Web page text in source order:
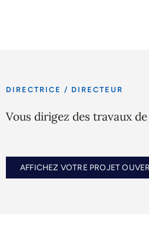
DIRECTRICE / DIRECTEUR
Vous dirigez des travaux
AFFICHEZ VOTRE PROJET